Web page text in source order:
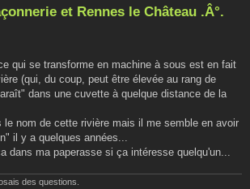
et Rennes le Château .Â°.
qui se transforme en machine à sous est en fait
(qui, du coup, peut être élevée au rang de
dans une cuvette à quelque distance de la
le nom de cette rivière mais il me semble en avoir
il y a quelques années...
dans ma paperasse si ça intéresse quelqu'un...
des questions.